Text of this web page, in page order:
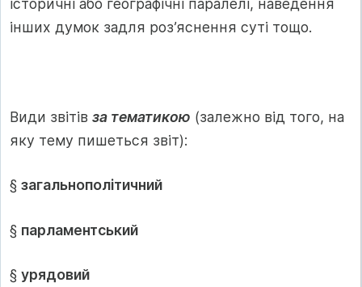
історичні або географічні паралелі, наведення
інших думок задля роз’яснення суті тощо.
Види звітів за тематикою (залежно від того, на
яку тему пишеться звіт):
§ загальнополітичний
§ парламентський
§ урядовий